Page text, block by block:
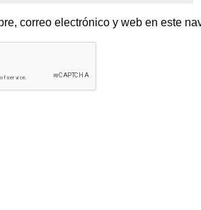
correo electrónico y web en este